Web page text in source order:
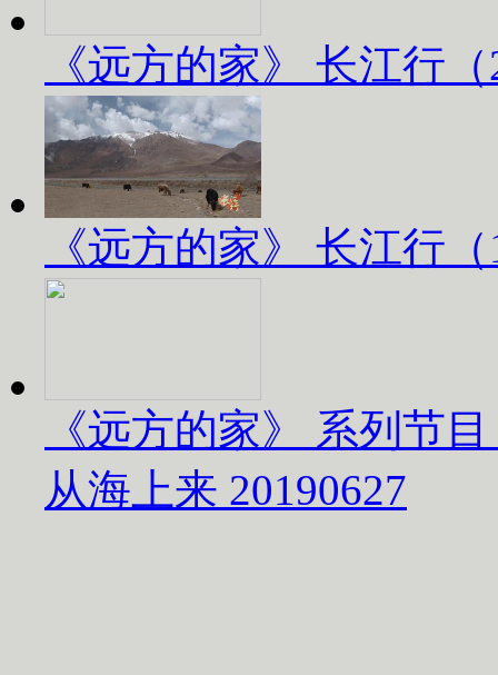
《远方的家》 长江行
《远方的家》 长江行
《远方的家》 系列节
从海上来 20190627